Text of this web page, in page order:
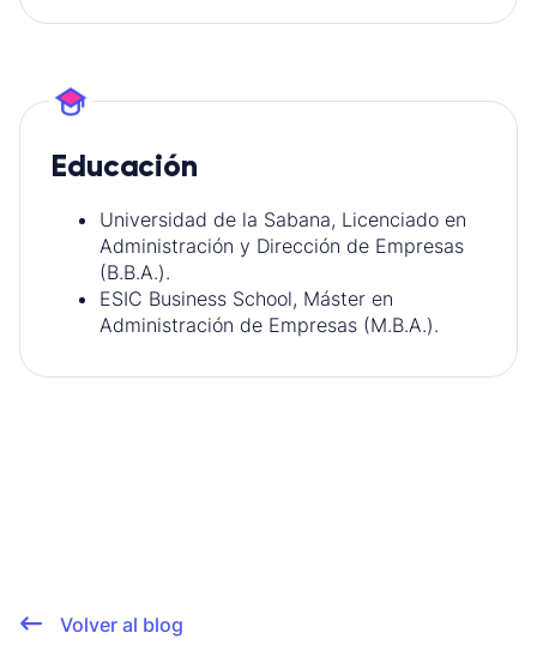
Educación
Universidad de la Sabana, Licenciado en
Administración y Dirección de Empresas
(B.B.A.).
ESIC Business School, Máster en
Administración de Empresas (M.B.A.).
Volver al blog